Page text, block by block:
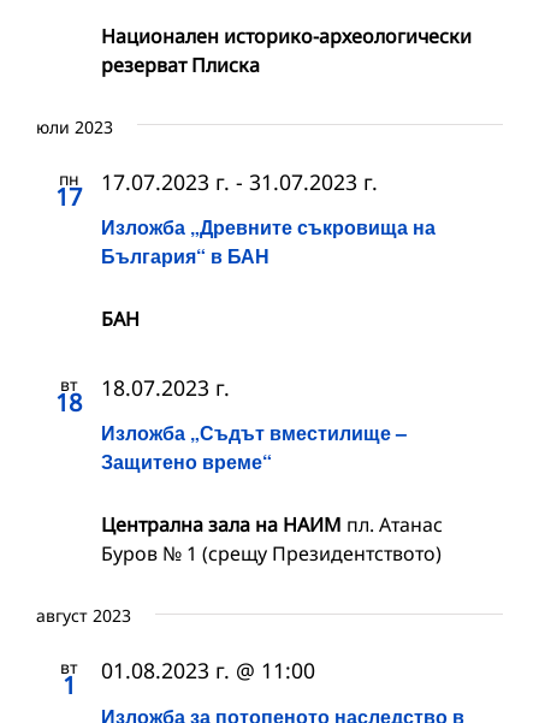
Национален историко-археологически
резерват Плиска
юли 2023
пн
17
Изложба „Древните съкровища на
България“ в БАН
17.07.2023 г. - 31.07.2023 г.
БАН
вт
18
Изложба „Съдът вместилище –
Защитено време“
18.07.2023 г.
Централна зала на НАИМ пл. Атанас
Буров № 1 (срещу Президентството)
август 2023
вт
1
Изложба за потопеното наследство в
01.08.2023 г. @ 11:00